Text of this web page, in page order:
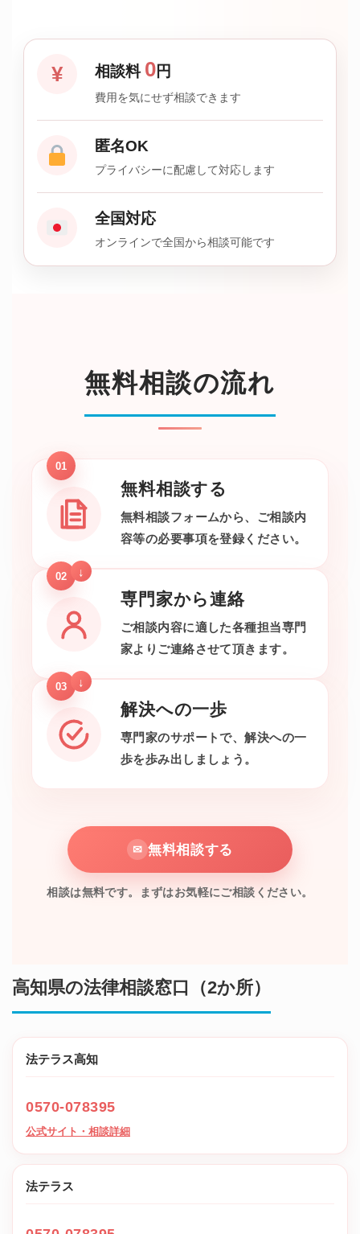
¥ 相談料 0円
費用を気にせず相談できます
匿名OK
プライバシーに配慮して対応します
全国対応
オンラインで全国から相談可能です
無料相談の流れ
01
無料相談する
無料相談フォームから、ご相談内
容等の必要事項を登録ください。
02
専門家から連絡
ご相談内容に適した各種担当専門
家よりご連絡させて頂きます。
03
解決への一歩
専門家のサポートで、解決への一
歩を歩み出しましょう。
✉ 無料相談する
相談は無料です。まずはお気軽にご相談ください。
高知県の法律相談窓口（2か所）
法テラス高知
0570-078395
公式サイト・相談詳細
法テラス